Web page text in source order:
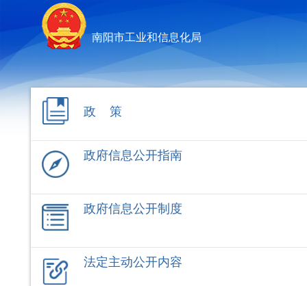
南阳市工业和信息化局
政 策
政府信息公开指南
政府信息公开制度
法定主动公开内容